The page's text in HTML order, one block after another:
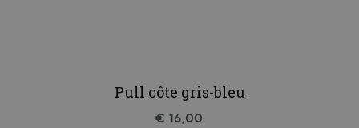
Pull côte gris-bleu
€ 16,00